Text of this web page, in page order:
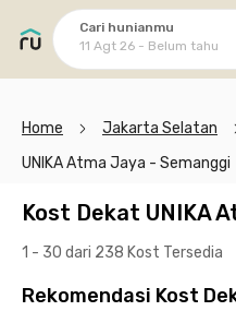
Cari hunianmu
11 Agt 26 - Belum tahu
Home Jakarta Selatan
UNIKA Atma Jaya - Semanggi
Kost Dekat UNIKA
1 - 30 dari 238 Kost Tersedia
Rekomendasi Kost